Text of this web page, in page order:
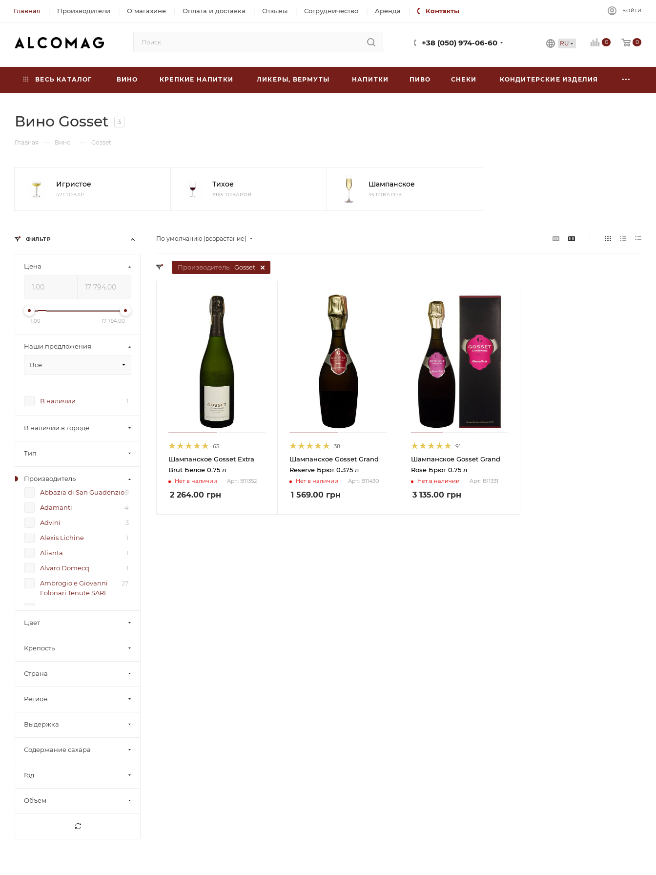
Главная Производители О магазине Оплата и доставка Отзывы Сотрудничество Аренда Контакты ВОЙТИ
+38 (050) 974-06-60 RU 0 0
ВЕСЬ КАТАЛОГ ВИНО КРЕПКИЕ НАПИТКИ ЛИКЕРЫ, ВЕРМУТЫ НАПИТКИ ПИВО СНЕКИ КОНДИТЕРСКИЕ ИЗДЕЛИЯ
Вино Gosset 3
Главная — Вино — Gosset
Игристое
471 ТОВАР
Тихое
1965 ТОВАРОВ
Шампанское
35 ТОВАРОВ
По умолчанию (возрастание)
Производитель: Gosset
63
Шампанское Gosset Extra
Brut Белое 0.75 л
Нет в наличии Арт.: В11352
2 264.00 грн
38
Шампанское Gosset Grand
Reserve Брют 0.375 л
Нет в наличии Арт.: В11430
1 569.00 грн
91
Шампанское Gosset Grand
Rose Брют 0.75 л
Нет в наличии Арт.: В11331
3 135.00грн
ФИЛЬТР
Цена
1.00 17 794.00
Наши предложения
Все
В наличии 1
В наличии в городе
Тип
Производитель
Abbazia di San Guadenzio9
Adamanti
4
Advini
3
Alexis Lichine
1
Alianta
1
Alvaro Domecq
1
Ambrogio e Giovanni
Folonari Tenute SARL
27
Antonutti
5
Azienda Agricola San
Aziende Agricole Planeta
7
Azevinho
Degli Angeli
Цвет
Крепость
Страна
Регион
Выдержка
Содержание сахара
Год
Объем